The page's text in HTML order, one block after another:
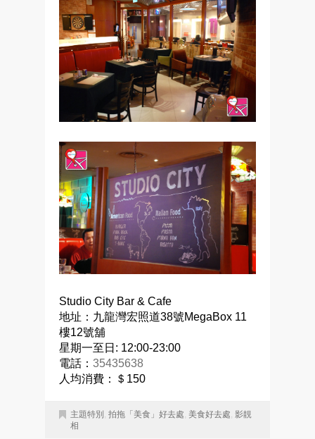
Studio City Bar & Cafe
地址：九龍灣宏照道38號MegaBox 11
樓12號舖
星期一至日: 12:00-23:00
電話： 35435638
人均消費：＄150
主題特別, 拍拖「美食」好去處, 美食好去處, 影靚
相